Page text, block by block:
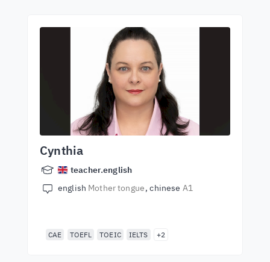
Cynthia
teacher.english
english Mother tongue chinese A1
CAE TOEFL TOEIC IELTS +2